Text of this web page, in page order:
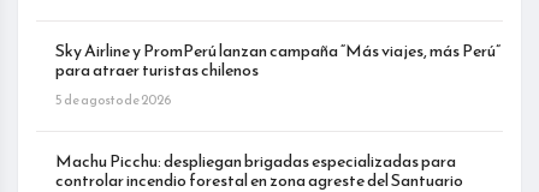
Sky Airline y PromPerú lanzan campaña “Más viajes, más Perú”
para atraer turistas chilenos
5 de agosto de 2026
Machu Picchu: despliegan brigadas especializadas para
controlar incendio forestal en zona agreste del Santuario